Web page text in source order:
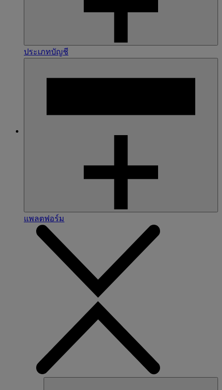
ประเภทบัญชี
แพลตฟอร์ม